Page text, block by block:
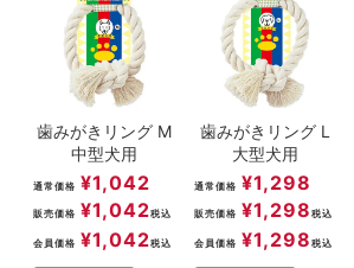
歯みがきリング M
中型犬用
通常価格 ¥1,042
販売価格 ¥1,042税込
会員価格 ¥1,042税込
歯みがきリング L
大型犬用
通常価格 ¥1,298
販売価格 ¥1,298 税込
会員価格 ¥1,298 税込